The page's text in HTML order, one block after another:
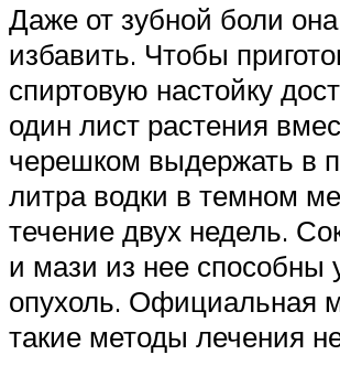
Даже от зубной боли
избавить. Чтобы
спиртовую настойку
один лист растения
черешком выдержать в
литра водки в темном
течение двух недель.
и мази из нее способны
опухоль. Официальная
такие методы лечения